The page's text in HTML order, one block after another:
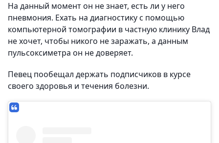
На данный момент он не знает, есть ли у него
пневмония. Ехать на диагностику с помощью
компьютерной томографии в частную клинику Влад
не хочет, чтобы никого не заражать, а данным
пульсоксиметра он не доверяет.
Певец пообещал держать подписчиков в курсе
своего здоровья и течения болезни.